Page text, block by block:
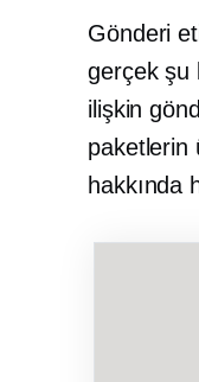
Gönderi
gerçek şu
ilişkin
paketlerin
hakkında